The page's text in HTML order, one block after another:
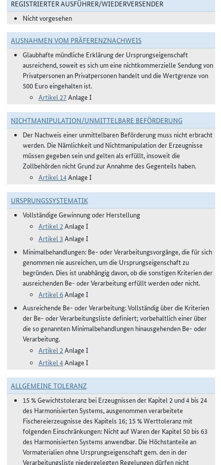
REGISTRIERTER AUSFÜHRER/WIEDERVERSENDER
Nicht vorgesehen
AUSNAHMEN VOM PRÄFERENZNACHWEIS
Glaubhafte mündliche Erklärung der Ursprungseigenschaft
ausreichend, soweit es sich um eine nichtkommerzielle Sendung von
Privatpersonen an Privatpersonen handelt und die Wertgrenze von
500 Euro eingehalten ist.
Artikel 27Anlage I
NICHTMANIPULATION/UNMITTELBARE BEFÖRDERUNG
Der Nachweis einer unmittelbaren Beförderung muss nicht erbracht
werden. Die Nämlichkeit und Nichtmanipulation der Erzeugnisse
müssen gegeben sein und gelten als erfüllt, insoweit die
Zollbehörden nicht Grund zur Annahme des Gegenteils haben.
Artikel 14Anlage I
URSPRUNGSSYSTEMATIK
Vollständige Gewinnung oder Herstellung
Artikel 2 Anlage I
Artikel 3 Anlage I
Minimalbehandlungen: Be- oder Verarbeitungsvorgänge, die für sich
genommen nie ausreichen, um die Ursprungseigenschaft zu
begründen. Dies ist unabhängig davon, ob die sonstigen Kriterien der
ausreichenden Be- oder Verarbeitung erfüllt werden oder nicht.
Artikel 6Anlage I
Ausreichende Be- oder Verarbeitung: Vollständig über die Kriterien
der Be- oder Verarbeitungsliste definiert; vorbehaltlich einer über
die so genannten Minimalbehandlungen hinausgehenden Be- oder
Verarbeitung.
Artikel 2 Anlage I
Artikel 4Anlage I
ALLGEMEINE TOLERANZ
15 % Gewichtstoleranz bei Erzeugnissen der Kapitel 2 und 4 bis 24
des Harmonisierten Systems, ausgenommen verarbeitete
Fischereierzeugnisse des Kapitels 16; 15 % Werttoleranz mit
folgenden Einschränkungen: Nicht auf Waren der Kapitel 50 bis 63
des Harmonisierten Systems anwendbar. Die Höchstanteile an
Vormaterialien ohne Ursprungseigenschaft gem. den in der
Verarbeitungsliste niedergelegten Regelungen dürfen nicht